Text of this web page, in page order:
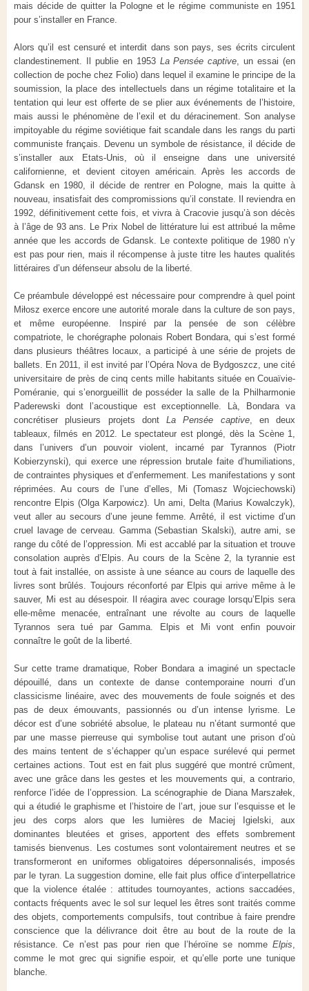
mais décide de quitter la Pologne et le régime communiste en 1951
pour s’installer en France.
Alors qu’il est censuré et interdit dans son pays, ses écrits circulent
clandestinement. Il publie en 1953 La Pensée captive, un essai (en
collection de poche chez Folio) dans lequel il examine le principe de la
soumission, la place des intellectuels dans un régime totalitaire et la
tentation qui leur est offerte de se plier aux événements de l’histoire,
mais aussi le phénomène de l’exil et du déracinement. Son analyse
impitoyable du régime soviétique fait scandale dans les rangs du parti
communiste français. Devenu un symbole de résistance, il décide de
s’installer aux Etats-Unis, où il enseigne dans une université
californienne, et devient citoyen américain. Après les accords de
Gdansk en 1980, il décide de rentrer en Pologne, mais la quitte à
nouveau, insatisfait des compromissions qu’il constate. Il reviendra en
1992, définitivement cette fois, et vivra à Cracovie jusqu’à son décès
à l’âge de 93 ans. Le Prix Nobel de littérature lui est attribué la même
année que les accords de Gdansk. Le contexte politique de 1980 n’y
est pas pour rien, mais il récompense à juste titre les hautes qualités
littéraires d’un défenseur absolu de la liberté.
Ce préambule développé est nécessaire pour comprendre à quel point
Miłosz exerce encore une autorité morale dans la culture de son pays,
et même européenne. Inspiré par la pensée de son célèbre
compatriote, le chorégraphe polonais Robert Bondara, qui s’est formé
dans plusieurs théâtres locaux, a participé à une série de projets de
ballets. En 2011, il est invité par l’Opéra Nova de Bydgoszcz, une cité
universitaire de près de cinq cents mille habitants située en Couaïvie-
Poméranie, qui s’enorgueillit de posséder la salle de la Philharmonie
Paderewski dont l’acoustique est exceptionnelle. Là, Bondara va
concrétiser plusieurs projets dont La Pensée captive, en deux
tableaux, filmés en 2012. Le spectateur est plongé, dès la Scène 1,
dans l’univers d’un pouvoir violent, incarné par Tyrannos (Piotr
Kobierzynski), qui exerce une répression brutale faite d’humiliations,
de contraintes physiques et d’enfermement. Les manifestations y sont
réprimées. Au cours de l’une d’elles, Mi (Tomasz Wojciechowski)
rencontre Elpis (Olga Karpowicz). Un ami, Delta (Marius Kowalczyk),
veut aller au secours d’une jeune femme. Arrêté, il est victime d’un
cruel lavage de cerveau. Gamma (Sebastian Skalski), autre ami, se
range du côté de l’oppression. Mi est accablé par la situation et trouve
consolation auprès d’Elpis. Au cours de la Scène 2, la tyrannie est
tout à fait installée, on assiste à une séance au cours de laquelle des
livres sont brûlés. Toujours réconforté par Elpis qui arrive même à le
sauver, Mi est au désespoir. Il réagira avec courage lorsqu’Elpis sera
elle-même menacée, entraînant une révolte au cours de laquelle
Tyrannos sera tué par Gamma. Elpis et Mi vont enfin pouvoir
connaître le goût de la liberté.
Sur cette trame dramatique, Rober Bondara a imaginé un spectacle
dépouillé, dans un contexte de danse contemporaine nourri d’un
classicisme linéaire, avec des mouvements de foule soignés et des
pas de deux émouvants, passionnés ou d’un intense lyrisme. Le
décor est d’une sobriété absolue, le plateau nu n’étant surmonté que
par une masse pierreuse qui symbolise tout autant une prison d’où
des mains tentent de s’échapper qu’un espace surélevé qui permet
certaines actions. Tout est en fait plus suggéré que montré crûment,
avec une grâce dans les gestes et les mouvements qui, a contrario,
renforce l’idée de l’oppression. La scénographie de Diana Marszałek,
qui a étudié le graphisme et l’histoire de l’art, joue sur l’esquisse et le
jeu des corps alors que les lumières de Maciej Igielski, aux
dominantes bleutées et grises, apportent des effets sombrement
tamisés bienvenus. Les costumes sont volontairement neutres et se
transformeront en uniformes obligatoires dépersonnalisés, imposés
par le tyran. La suggestion domine, elle fait plus office d’interpellatrice
que la violence étalée : attitudes tournoyantes, actions saccadées,
contacts fréquents avec le sol sur lequel les êtres sont traités comme
des objets, comportements compulsifs, tout contribue à faire prendre
conscience que la délivrance doit être au bout de la route de la
résistance. Ce n’est pas pour rien que l’héroïne se nomme Elpis,
comme le mot grec qui signifie espoir, et qu’elle porte une tunique
blanche.